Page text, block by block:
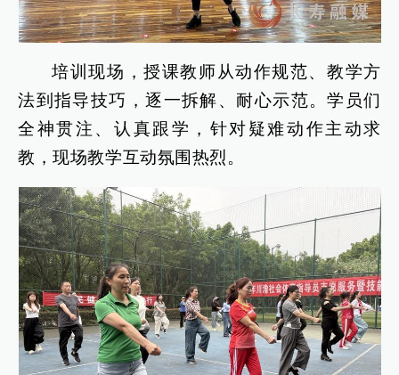
培训现场，授课教师从动作规范、教学方
法到指导技巧，逐一拆解、耐心示范。学员们
全神贯注、认真跟学，针对疑难动作主动求
教，现场教学互动氛围热烈。